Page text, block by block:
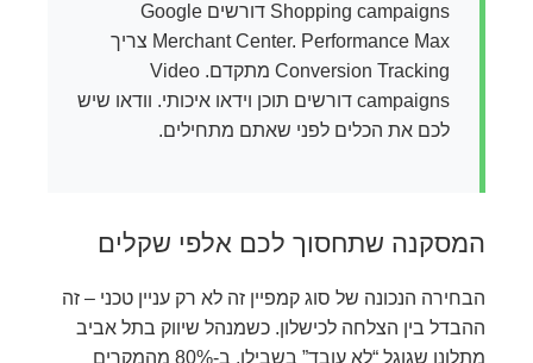
Shopping campaigns דורשים Google
Merchant Center. Performance Max צריך
Conversion Tracking מתקדם. Video
campaigns דורשים תוכן וידאו איכותי. וודאו שיש
לכם את הכלים לפני שאתם מתחילים.
המסקנה שתחסוך לכם אלפי שקלים
הבחירה הנכונה של סוג קמפיין זה לא רק עניין טכני – זה
ההבדל בין הצלחה לכישלון. כשמנהל שיווק בתל אביב
מתלונן שגוגל “לא עובד” בשבילו, ב-80% מהמקרים